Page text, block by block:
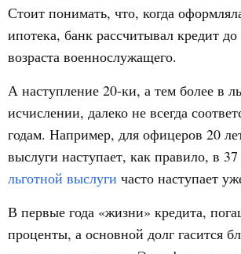
Стоит понимать, что, когда
ипотека, банк рассчитывал кредит до
возраста военнослужащего.
А наступление 20-ки, а тем более в
исчислении, далеко не всегда
годам. Например, для офицеров 20
выслуги наступает, как правило, в
льготной выслуги часто наступает
В первые года «жизни» кредита,
проценты, а основной долг гасится